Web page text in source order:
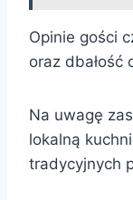
Opinie gości
oraz
Na uwagę
lokalną
tradycyjnych